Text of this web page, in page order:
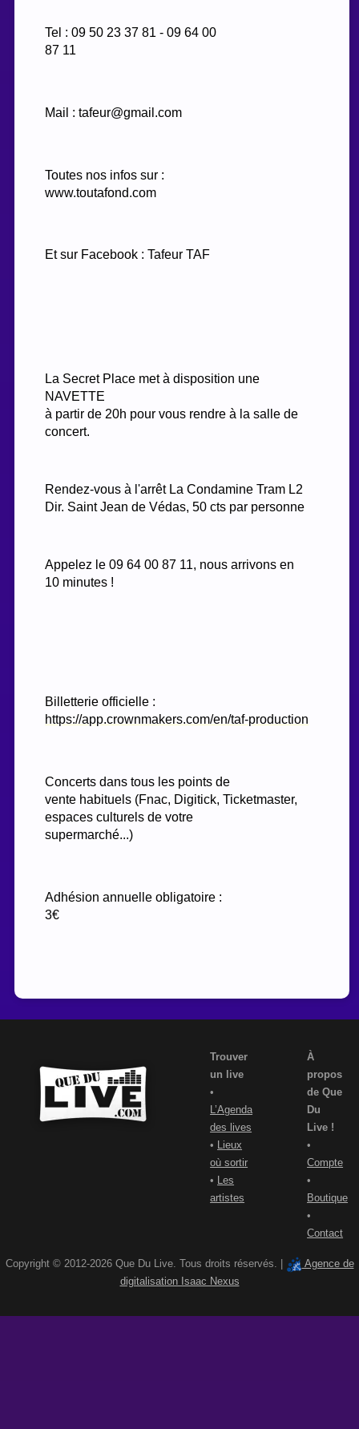
Tel : 09 50 23 37 81 - 09 64 00
87 11
Mail : tafeur@gmail.com
Toutes nos infos sur :
www.toutafond.com
Et sur Facebook : Tafeur TAF
La Secret Place met à disposition une
NAVETTE
à partir de 20h pour vous rendre à la salle de
concert.
Rendez-vous à l'arrêt La Condamine Tram L2
Dir. Saint Jean de Védas, 50 cts par personne
Appelez le 09 64 00 87 11, nous arrivons en
10 minutes !
Billetterie officielle :
https://app.crownmakers.com/en/taf-production
Concerts dans tous les points de
vente habituels (Fnac, Digitick, Ticketmaster,
espaces culturels de votre
supermarché...)
Adhésion annuelle obligatoire :
3€
Trouver
un live
•
L’Agenda
des lives
•
Lieux
où sortir
•
Les
artistes
À
propos
de Que
Du
Live !
•
Compte
•
Boutique
•
Contact
Copyright © 2012-2026 Que Du Live. Tous droits réservés. |
Agence de
digitalisation Isaac Nexus